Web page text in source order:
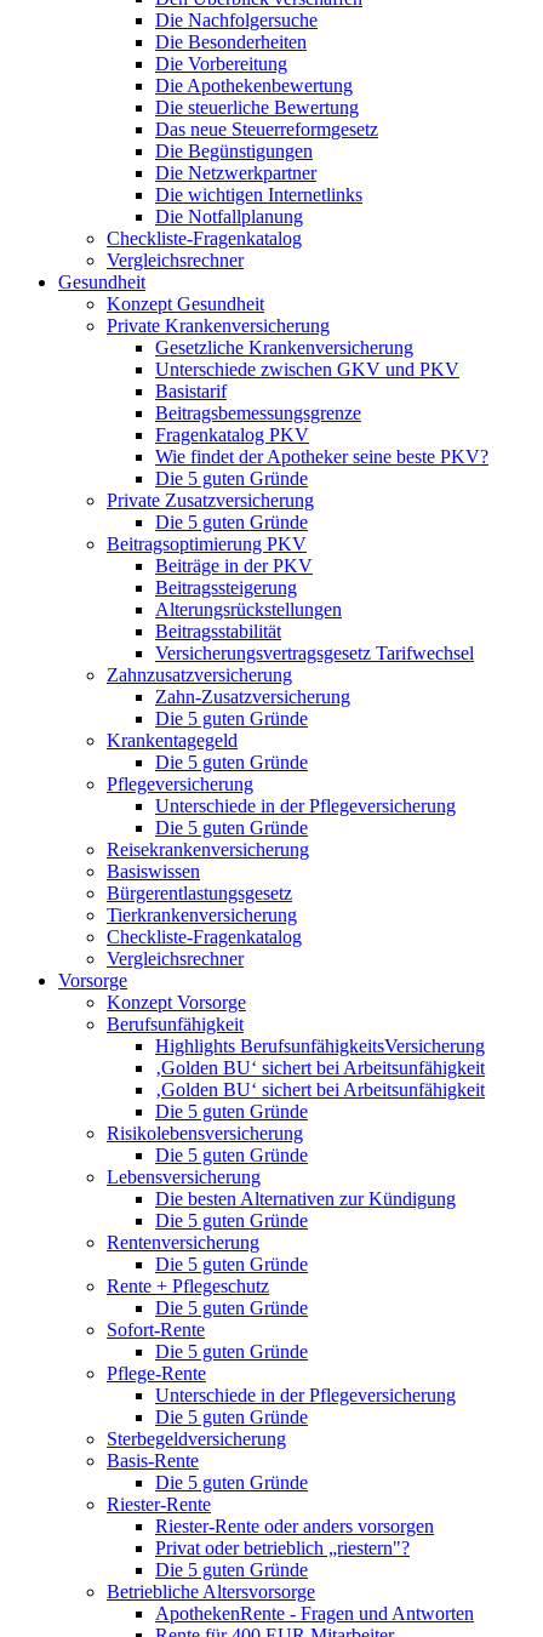
Die Nachfolgersuche
Die Besonderheiten
Die Vorbereitung
Die Apothekenbewertung
Die steuerliche Bewertung
Das neue Steuerreformgesetz
Die Begünstigungen
Die Netzwerkpartner
Die wichtigen Internetlinks
Die Notfallplanung
Checkliste-Fragenkatalog
Vergleichsrechner
Gesundheit
Konzept Gesundheit
Private Krankenversicherung
Gesetzliche Krankenversicherung
Unterschiede zwischen GKV und PKV
Basistarif
Beitragsbemessungsgrenze
Fragenkatalog PKV
Wie findet der Apotheker seine beste PKV?
Die 5 guten Gründe
Private Zusatzversicherung
Die 5 guten Gründe
Beitragsoptimierung PKV
Beiträge in der PKV
Beitragssteigerung
Alterungsrückstellungen
Beitragsstabilität
Versicherungsvertragsgesetz Tarifwechsel
Zahnzusatzversicherung
Zahn-Zusatzversicherung
Die 5 guten Gründe
Krankentagegeld
Die 5 guten Gründe
Pflegeversicherung
Unterschiede in der Pflegeversicherung
Die 5 guten Gründe
Reisekrankenversicherung
Basiswissen
Bürgerentlastungsgesetz
Tierkrankenversicherung
Checkliste-Fragenkatalog
Vergleichsrechner
Vorsorge
Konzept Vorsorge
Berufsunfähigkeit
Highlights BerufsunfähigkeitsVersicherung
‚Golden BU‘ sichert bei Arbeitsunfähigkeit
‚Golden BU‘ sichert bei Arbeitsunfähigkeit
Die 5 guten Gründe
Risikolebensversicherung
Die 5 guten Gründe
Lebensversicherung
Die besten Alternativen zur Kündigung
Die 5 guten Gründe
Rentenversicherung
Die 5 guten Gründe
Rente + Pflegeschutz
Die 5 guten Gründe
Sofort-Rente
Die 5 guten Gründe
Pflege-Rente
Unterschiede in der Pflegeversicherung
Die 5 guten Gründe
Sterbegeldversicherung
Basis-Rente
Die 5 guten Gründe
Riester-Rente
Riester-Rente oder anders vorsorgen
Privat oder betrieblich „riestern"?
Die 5 guten Gründe
Betriebliche Altersvorsorge
ApothekenRente - Fragen und Antworten